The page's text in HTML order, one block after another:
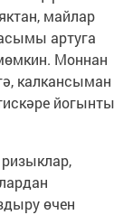
майлар
артуга
Моннан
калкансыман
йогынты
өчен